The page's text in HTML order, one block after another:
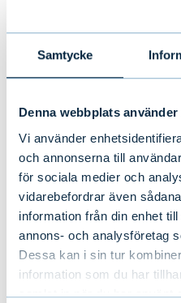
Samtycke
Denna webbplats
Vi använder
och annonserna till
för sociala medier och
vidarebefordrar även
information från din enhet
annons- och analysföretag
Dessa kan i sin tur
information som du har
samlat in när du har använt
Evli Short Corporate
Evli Statsobligation A
Evli Sverige Småbolag A
Evli Target Maturity
Bond 2023 A
Evli Target Maturity
Bond 2023 A SEK